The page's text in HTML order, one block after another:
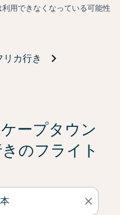
用できなくなっている可能性
リカ行き
ープタウン
のフライト
close
ァーを見る」をクリック